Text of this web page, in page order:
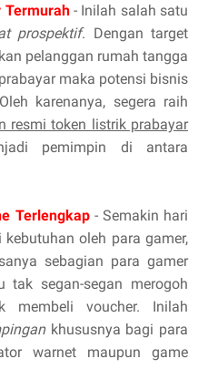
Termurah- Inilah salah satu
prospektif. Dengan target
pelanggan rumah tangga
maka potensi bisnis
karenanya, segera raih
resmi token listrik prabayar
pemimpin di antara
Terlengkap- Semakin hari
oleh para gamer,
sebagian para gamer
tak segan-segan merogoh
membeli voucher. Inilah
khususnya bagi para
warnet maupun game